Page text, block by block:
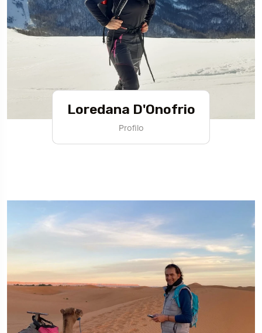
Loredana D'Onofrio
Profilo